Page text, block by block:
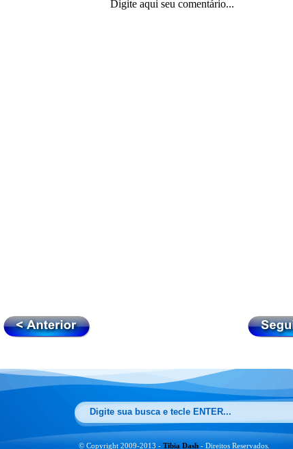
Digite aqui seu comentário...
© Copyright 2009-2013 - Tibia Dash - Direitos Reservados.